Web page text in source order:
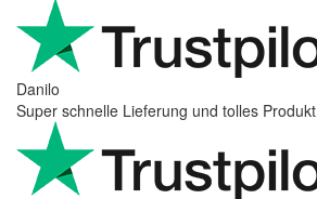
Danilo
Super schnelle Lieferung und tolles Produkt